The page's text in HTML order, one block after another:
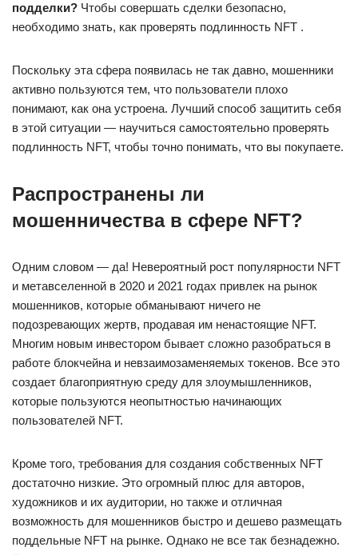
подделки? Чтобы совершать сделки безопасно,
необходимо знать, как проверять подлинность NFT .
Поскольку эта сфера появилась не так давно, мошенники
активно пользуются тем, что пользователи плохо
понимают, как она устроена. Лучший способ защитить себя
в этой ситуации — научиться самостоятельно проверять
подлинность NFT, чтобы точно понимать, что вы покупаете.
Распространены ли
мошенничества в сфере NFT?
Одним словом — да! Невероятный рост популярности NFT
и метавселенной в 2020 и 2021 годах привлек на рынок
мошенников, которые обманывают ничего не
подозревающих жертв, продавая им ненастоящие NFT.
Многим новым инвестором бывает сложно разобраться в
работе блокчейна и невзаимозаменяемых токенов. Все это
создает благоприятную среду для злоумышленников,
которые пользуются неопытностью начинающих
пользователей NFT.
Кроме того, требования для создания собственных NFT
достаточно низкие. Это огромный плюс для авторов,
художников и их аудитории, но также и отличная
возможность для мошенников быстро и дешево размещать
поддельные NFT на рынке. Однако не все так безнадежно.